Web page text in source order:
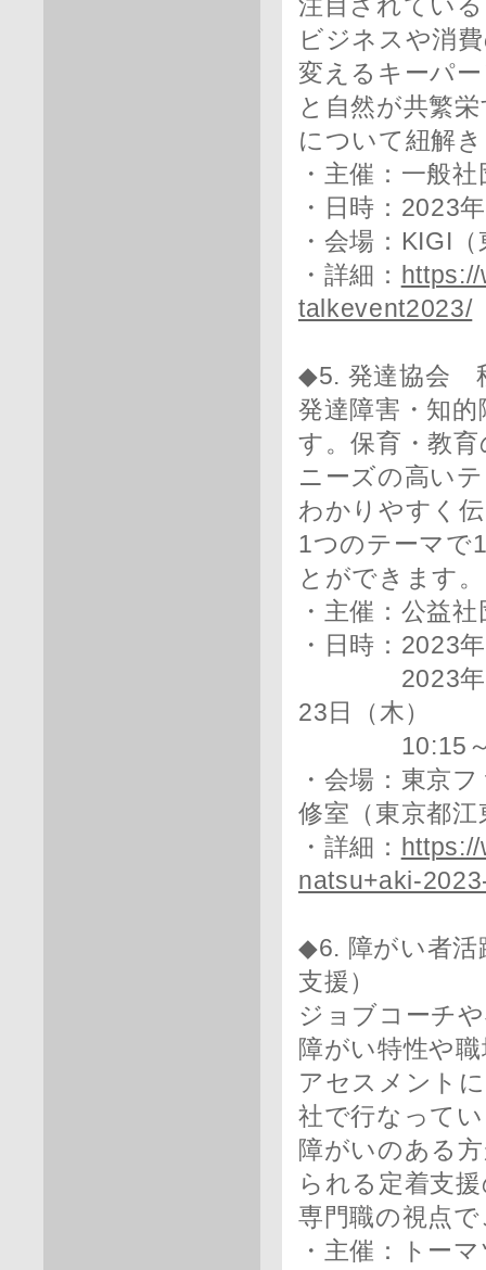
注目されてい
ビジネスや消
変えるキーパ
と自然が共繁
について紐解
・主催：一般
・日時：2023
・会場：KIGI
・詳細：
talkevent2023/
◆5. 発達協会
発達障害・知
す。保育・教
ニーズの高い
わかりやすく
1つのテーマで
とができます。
・主催：公益
・日時：2023
2023年11月
23日（木）
10:15～
・会場：東京
修室（東京都江
・詳細：
natsu+aki-
◆6. 障がい者活
支援）
ジョブコーチ
障がい特性や
アセスメント
社で行なって
障がいのある
られる定着支
専門職の視点
・主催：トー